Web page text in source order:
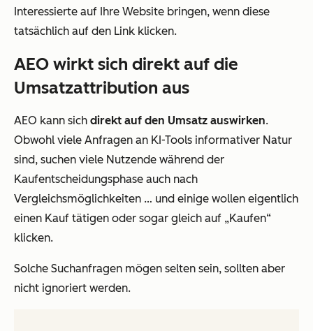
Interessierte auf Ihre Website bringen, wenn diese
tatsächlich auf den Link klicken.
AEO wirkt sich direkt auf die
Umsatzattribution aus
AEO kann sich direkt auf den Umsatz auswirken.
Obwohl viele Anfragen an KI-Tools informativer Natur
sind, suchen viele Nutzende während der
Kaufentscheidungsphase auch nach
Vergleichsmöglichkeiten … und einige wollen eigentlich
einen Kauf tätigen oder sogar gleich auf „Kaufen“
klicken.
Solche Suchanfragen mögen selten sein, sollten aber
nicht ignoriert werden.